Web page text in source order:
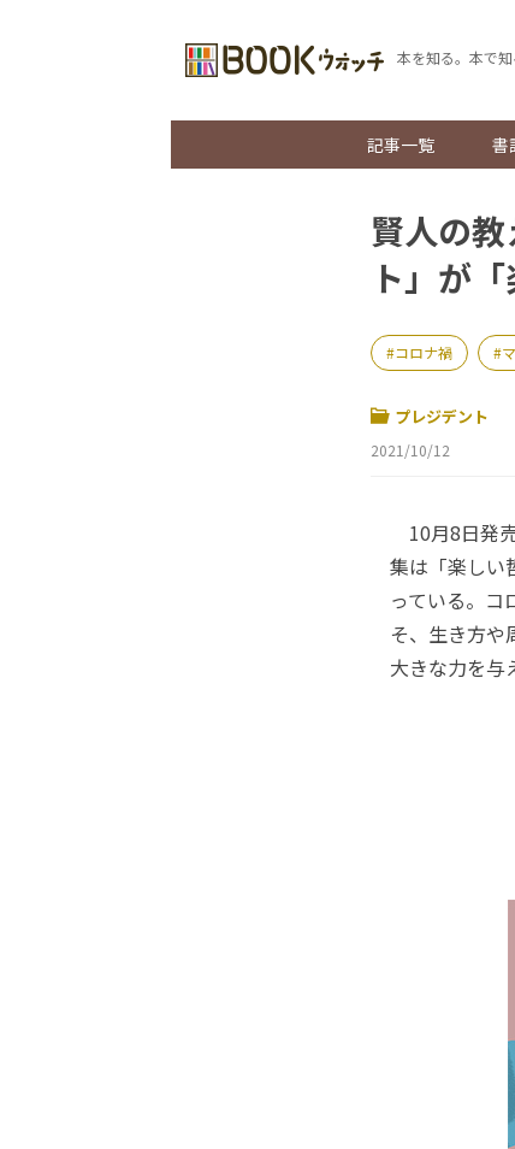
本を知る。本で知
記事一覧 書
賢人の
ト」が
コロナ禍
プレジデント
2021/10/12
10月8日発
集は「楽しい
っている。コ
そ、生き方や
大きな力を与